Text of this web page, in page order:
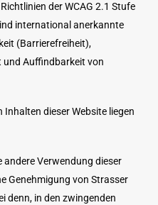
der WCAG 2.1 Stufe
international anerkannte
(Barrierefreiheit),
Auffindbarkeit von
dieser Website liegen
andere Verwendung dieser
Genehmigung von Strasser
denn, in den zwingenden